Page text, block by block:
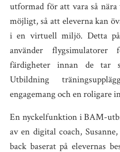
utformad för att vara så
möjligt, så att eleverna kan
i en virtuell miljö. Detta
använder
färdigheter innan de tar
Utbildning
engagemang och en roligare
En nyckelfunktion i BAM-
av en digital coach,
back baserat på elevernas